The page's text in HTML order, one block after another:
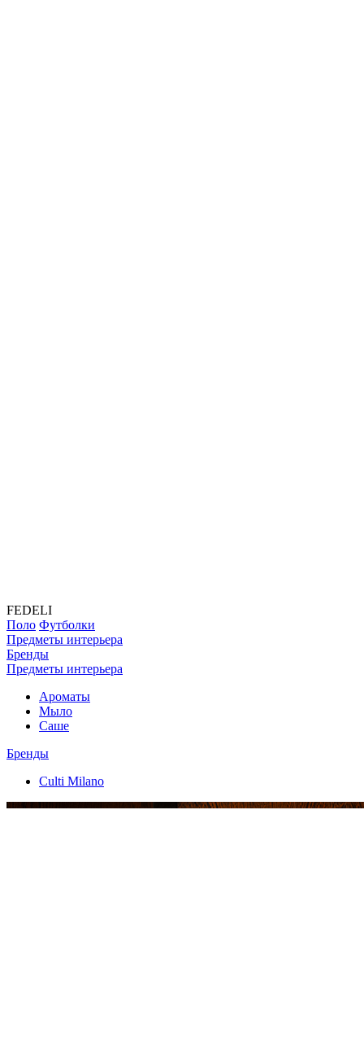
FEDELI
Поло Футболки
Предметы интерьера
Бренды
Предметы интерьера
Ароматы
Мыло
Саше
Бренды
Culti Milano